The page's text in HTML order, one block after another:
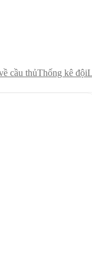
cầu thủThống kê đội